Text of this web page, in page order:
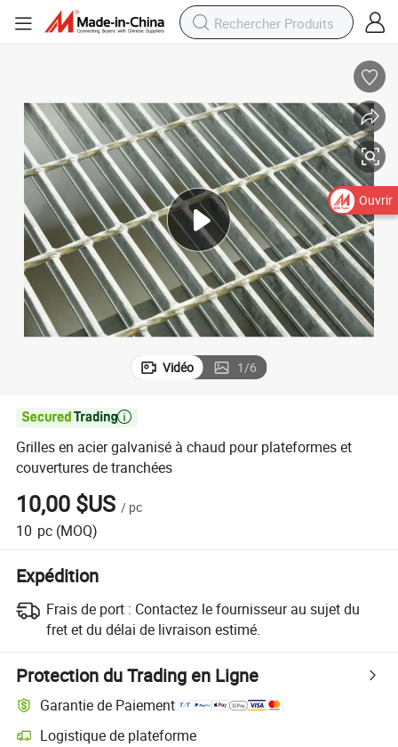
Vidéo 1/6

Grilles en acier galvanisé à chaud pour plateformes et
couvertures de tranchées
10,00 $US / pc
10 pc (MOQ)
Expédition
Frais de port : Contactez le fournisseur au sujet du
fret et du délai de livraison estimé.
Protection du Trading en Ligne
Garantie de Paiement
Logistique de plateforme
Ouvrir